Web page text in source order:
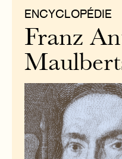
ENCYCLOPÉDIE
Franz